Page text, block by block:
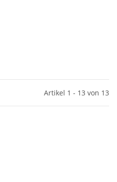
Artikel 1 - 13 von 13